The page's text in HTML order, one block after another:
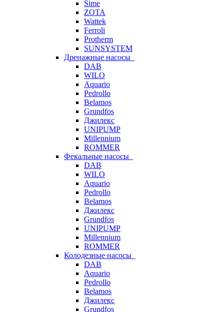
Sime
ZOTA
Wattek
Ferroli
Protherm
SUNSYSTEM
Дренажные насосы
DAB
WILO
Aquario
Pedrollo
Belamos
Grundfos
Джилекс
UNIPUMP
Millennium
ROMMER
Фекальные насосы
DAB
WILO
Aquario
Pedrollo
Belamos
Джилекс
Grundfos
UNIPUMP
Millennium
ROMMER
Колодезные насосы
DAB
Aquario
Pedrollo
Belamos
Джилекс
Grundfos